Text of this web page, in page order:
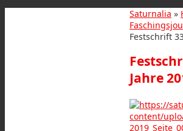
Saturnalia »
Festschrift
Jahre